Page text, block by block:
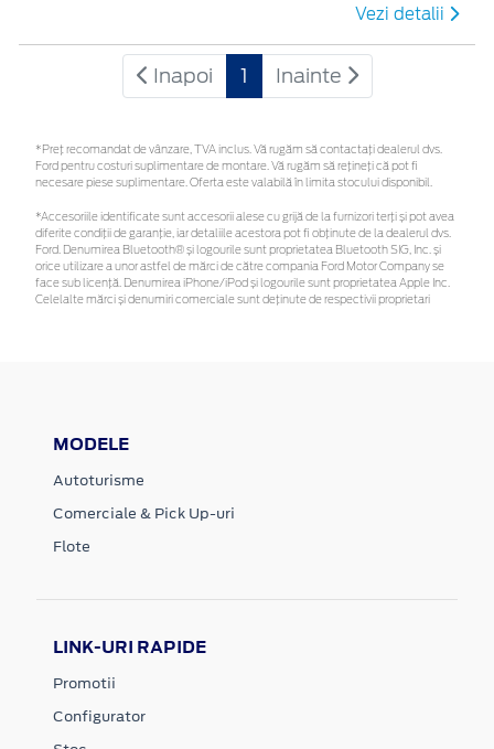
Vezi detalii
Inapoi 1 Inainte
*Preţ recomandat de vânzare, TVA inclus. Vă rugăm să contactaţi dealerul dvs.
Ford pentru costuri suplimentare de montare. Vă rugăm să rețineți că pot fi
necesare piese suplimentare. Oferta este valabilă în limita stocului disponibil.
*Accesoriile identificate sunt accesorii alese cu grijă de la furnizori terți și pot avea
diferite condiții de garanție, iar detaliile acestora pot fi obținute de la dealerul dvs.
Ford. Denumirea Bluetooth® și logourile sunt proprietatea Bluetooth SIG, Inc. și
orice utilizare a unor astfel de mărci de către compania Ford Motor Company se
face sub licență. Denumirea iPhone/iPod și logourile sunt proprietatea Apple Inc.
Celelalte mărci și denumiri comerciale sunt deținute de respectivii proprietari
MODELE
Autoturisme
Comerciale & Pick Up-uri
Flote
LINK-URI RAPIDE
Promotii
Configurator